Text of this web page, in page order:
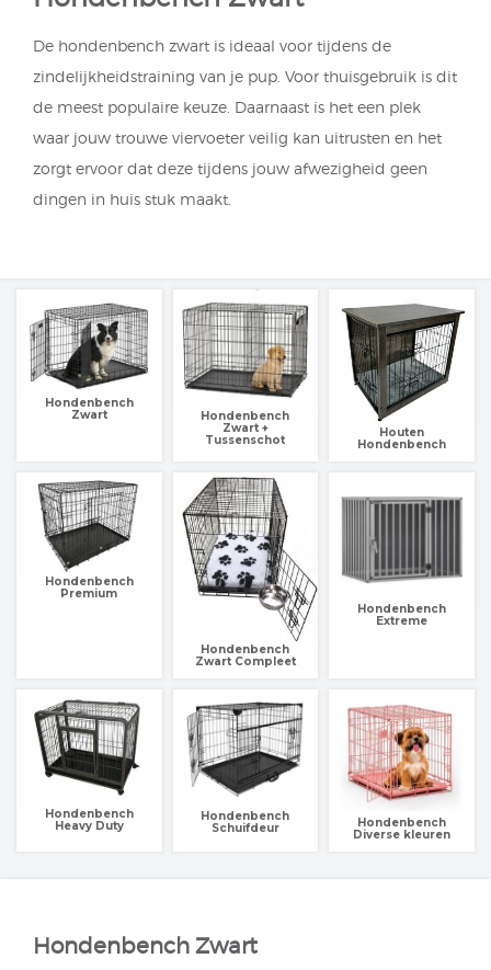
De hondenbench zwart is ideaal voor tijdens de
zindelijkheidstraining van je pup. Voor thuisgebruik is dit
de meest populaire keuze. Daarnaast is het een plek
waar jouw trouwe viervoeter veilig kan uitrusten en het
zorgt ervoor dat deze tijdens jouw afwezigheid geen
dingen in huis stuk maakt.
Hondenbench
Zwart
Hondenbench
Zwart +
Tussenschot
Houten
Hondenbench
Hondenbench
Premium
Hondenbench
Zwart Compleet
Hondenbench
Extreme
Hondenbench
Heavy Duty
Hondenbench
Schuifdeur
Hondenbench
Diverse kleuren
Hondenbench Zwart